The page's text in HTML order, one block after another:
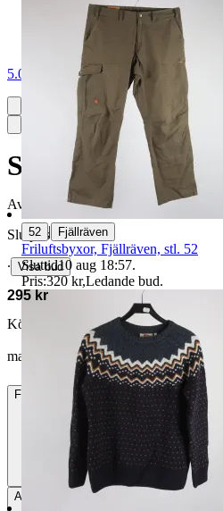
5.0
Stickad tröja,
Avslutad
17 maj 21:43
Slutpris
∙ Visa bud
295 kr
Köparskydd är valfritt hos företag.
marjohlin vann auktionen
Frakt 84 kr DSV
Avhämtning Stockholm, Sverige
52 | Fjällräven
Friluftsbyxor, Fjällräven, stl. 52
Sluttid10 aug 18:57.
Pris:320 kr,Ledande bud.